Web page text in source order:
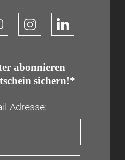
abonnieren
sichern!*
Adresse: